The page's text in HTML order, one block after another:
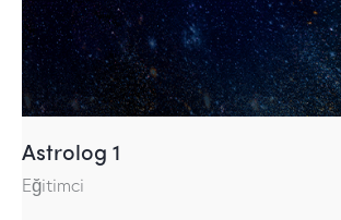
Astrolog 1
Eğitimci